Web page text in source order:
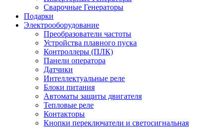
Сварочные Генераторы
Подарки
Электрооборудование
Преобразователи частоты
Устройства плавного пуска
Контроллеры (ПЛК)
Панели оператора
Датчики
Интеллектуальные реле
Блоки питания
Автоматы защиты двигателя
Тепловые реле
Контакторы
Кнопки переключатели и светосигнальная